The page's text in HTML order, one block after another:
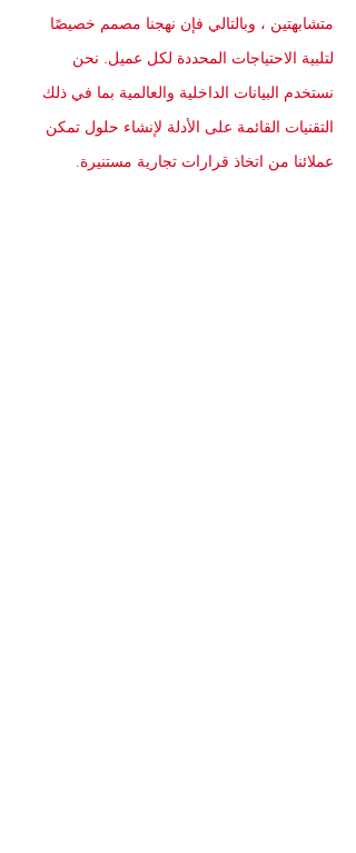
متشابهتين ، وبالتالي فإن نهجنا مصمم خصيصًا
لتلبية الاحتياجات المحددة لكل عميل. نحن
نستخدم البيانات الداخلية والعالمية بما في ذلك
التقنيات القائمة على الأدلة لإنشاء حلول تمكن
عملائنا من اتخاذ قرارات تجارية مستنيرة.